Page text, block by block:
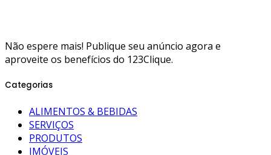
Não espere mais! Publique seu anúncio agora e
aproveite os benefícios do 123Clique.
Categorias
ALIMENTOS & BEBIDAS
SERVIÇOS
PRODUTOS
IMÓVEIS